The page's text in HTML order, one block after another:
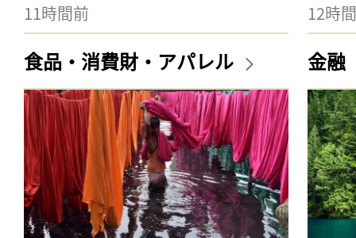
11時間前 12時
食品・消費財・アパレル 金融